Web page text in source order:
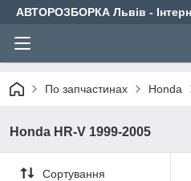
АВТОРОЗБОРКА Львів -
По запчастинах Honda
Honda HR-V 1999-2005
Сортування